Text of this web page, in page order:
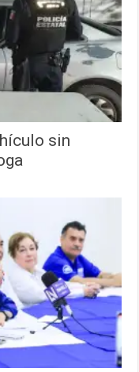
sin